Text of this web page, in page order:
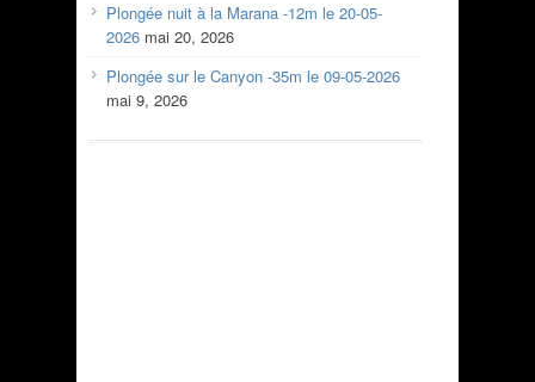
Plongée nuit à la Marana -12m le 20-05-
2026 mai 20, 2026
Plongée sur le Canyon -35m le 09-05-2026
mai 9, 2026